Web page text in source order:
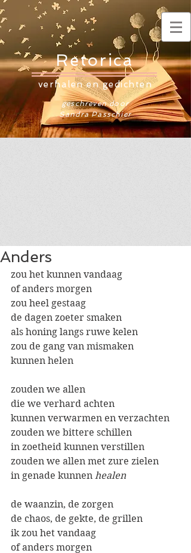
Retorica
verhalen en gedichten
geschreven door
Sandra Passchier
Anders
zou het kunnen vandaag
of anders morgen
zou heel gestaag
de dagen zoeter smaken
als honing langs ruwe kelen
zou de gang van mismaken
kunnen helen
zouden we allen
die we verhard achten
kunnen verwarmen en verzachten
zouden we bittere schillen
in zoetheid kunnen verstillen
zouden we allen met zure zielen
in genade kunnen healen
de waanzin, de zorgen
de chaos, de gekte, de grillen
ik zou het vandaag
of anders morgen